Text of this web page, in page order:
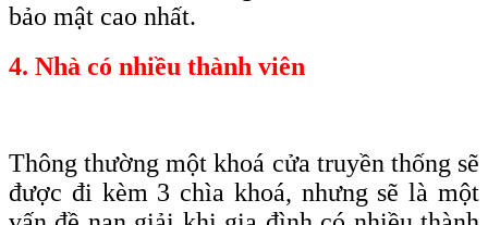
bảo mật cao nhất.
4. Nhà có nhiều thành viên
Thông thường một khoá cửa truyền thống sẽ
được đi kèm 3 chìa khoá, nhưng sẽ là một